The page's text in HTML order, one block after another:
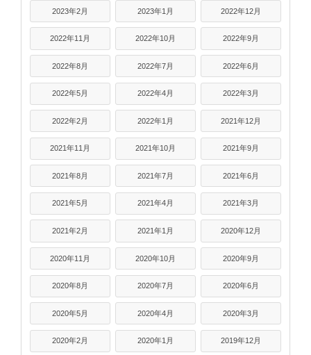
2023年2月 2023年1月 2022年12月
2022年11月 2022年10月 2022年9月
2022年8月 2022年7月 2022年6月
2022年5月 2022年4月 2022年3月
2022年2月 2022年1月 2021年12月
2021年11月 2021年10月 2021年9月
2021年8月 2021年7月 2021年6月
2021年5月 2021年4月 2021年3月
2021年2月 2021年1月 2020年12月
2020年11月 2020年10月 2020年9月
2020年8月 2020年7月 2020年6月
2020年5月 2020年4月 2020年3月
2020年2月 2020年1月 2019年12月